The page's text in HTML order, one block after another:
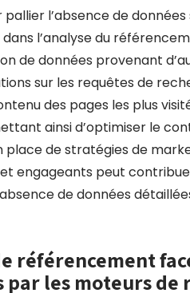
l’absence de
l’analyse du
de données provenant
sur les requêtes de
des pages les plus
ainsi d’optimiser le
place de stratégies de
engageants peut
de données
référencement
les moteurs de